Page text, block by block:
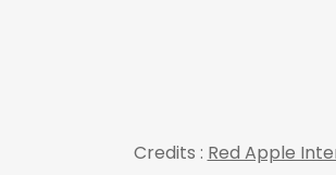
Credits : Red Apple